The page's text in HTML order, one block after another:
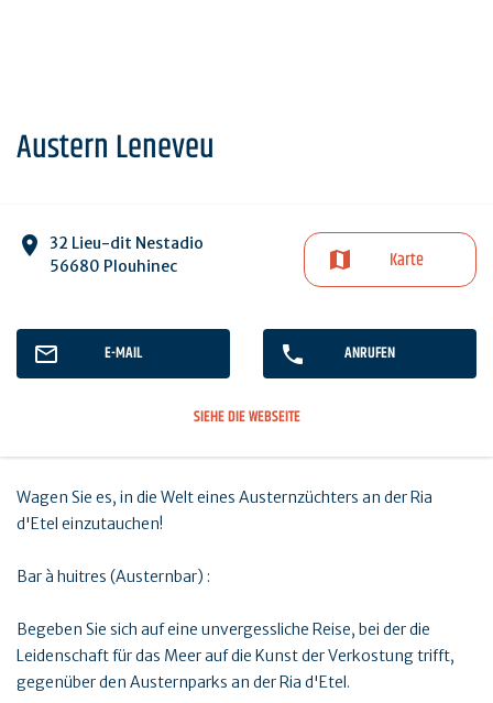
Austern Leneveu
32 Lieu-dit Nestadio
56680 Plouhinec
Karte
E-MAIL ANRUFEN
SIEHE DIE WEBSEITE
Wagen Sie es, in die Welt eines Austernzüchters an der Ria
d'Etel einzutauchen!
Bar à huitres (Austernbar) :
Begeben Sie sich auf eine unvergessliche Reise, bei der die
Leidenschaft für das Meer auf die Kunst der Verkostung trifft,
gegenüber den Austernparks an der Ria d'Etel.